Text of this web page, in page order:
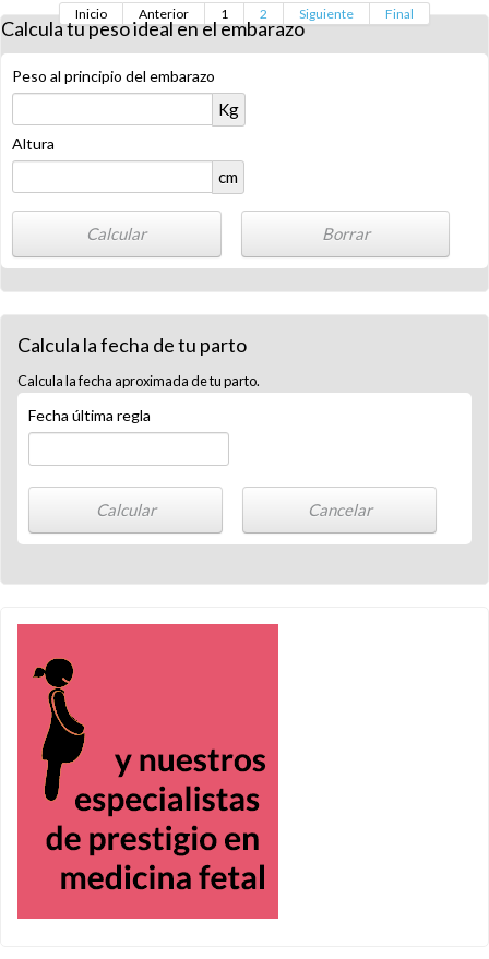
Inicio Anterior 1 2 Siguiente Final
Calcula tu peso ideal en el embarazo
Peso al principio del embarazo
Kg
Altura
cm
Calcula la fecha de tu parto
Calcula la fecha aproximada de tu parto.
Fecha última regla